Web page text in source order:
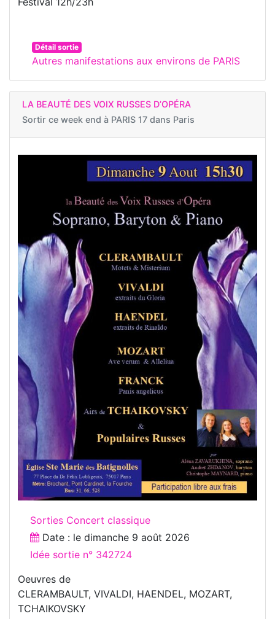
Détail sortie
Autres manifestations aux environs de PARIS
LA BEAUTÉ DES VOIX RUSSES D’OPÉRA
Sortir ce week end à PARIS 17 dans Paris
Sorties Concert classique
Date : le dimanche 9 août 2026
Idée sortie n° 342724
Oeuvres de
CLERAMBAULT, VIVALDI, HAENDEL, MOZART,
TCHAIKOVSKY